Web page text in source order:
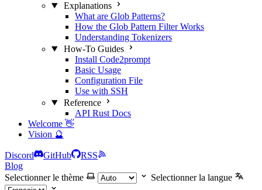
Explanations
What are Glob Patterns?
How the Glob Pattern Filter Works
Understanding Tokenizers
How-To Guides
Install Code2prompt
Basic Usage
Configuration File
Use with SSH
Reference
API Rust Docs
Welcome 👋
Vision 🔮
Discord GitHub
RSS
Blog
Selectionner le thème
Selectionner la langue